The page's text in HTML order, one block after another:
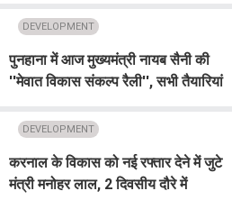
जारीDEVELOPMENT
पुनहाना में आज मुख्यमंत्री नायब सैनी की
''मेवात विकास संकल्प रैली'', सभी तैयारियां
DEVELOPMENT
करनाल के विकास को नई रफ्तार देने में जुटे
मंत्री मनोहर लाल, 2 दिवसीय दौरे में